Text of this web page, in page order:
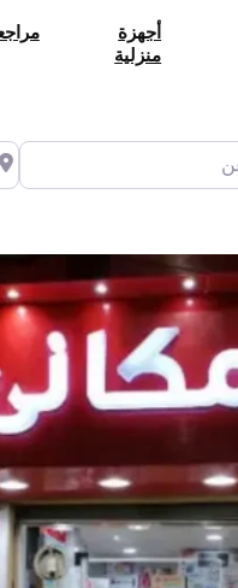
أجهزة
منزلية